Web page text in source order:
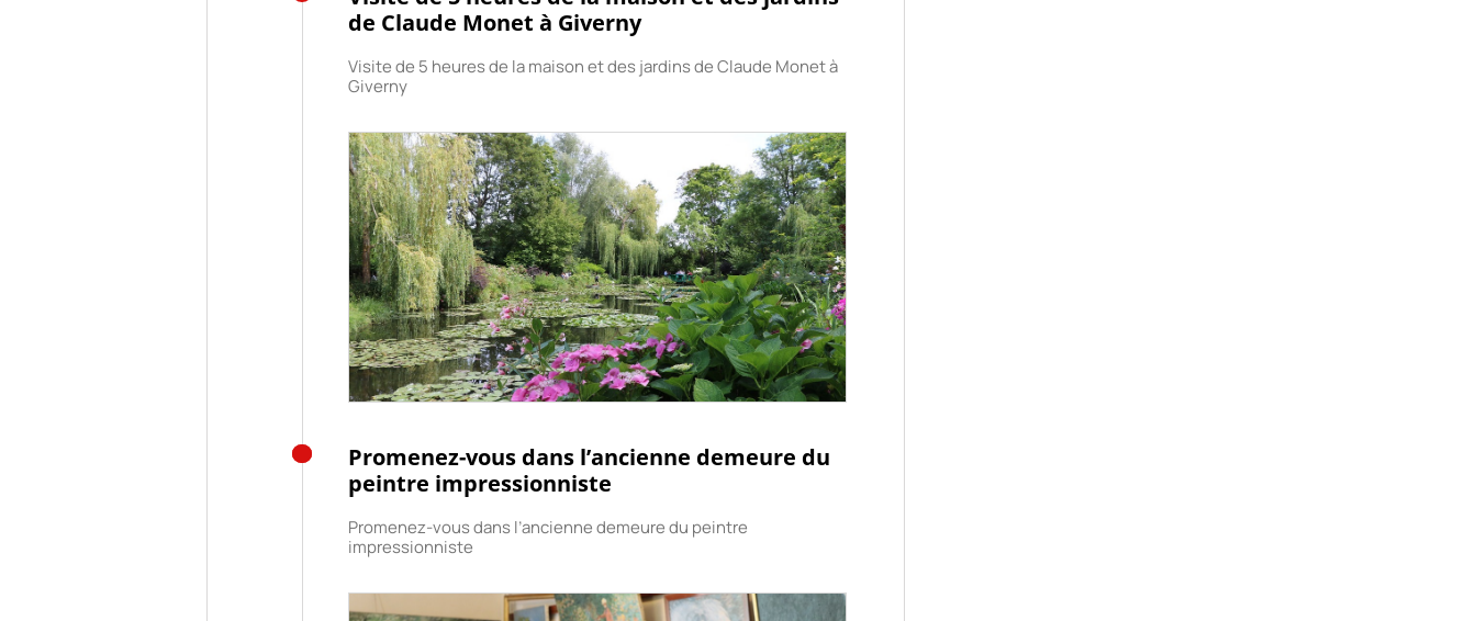
de Claude Monet à Giverny
Visite de 5 heures de la maison et des jardins de Claude Monet à
Giverny
Promenez-vous dans l’ancienne demeure du
peintre impressionniste
Promenez-vous dans l’ancienne demeure du peintre
impressionniste